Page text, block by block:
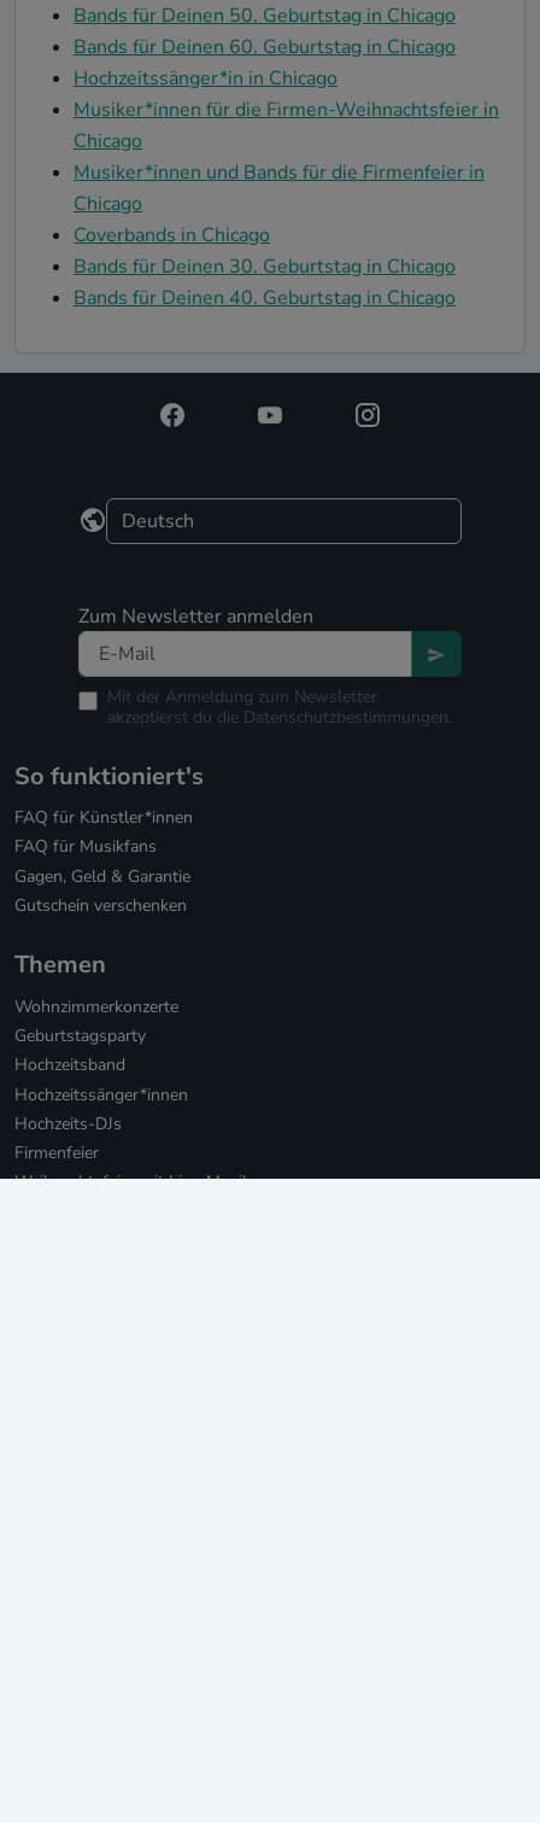
Bands für Deinen 50. Geburtstag in Chicago
Bands für Deinen 60. Geburtstag in Chicago
Hochzeitssänger*in in Chicago
Musiker*innen für die Firmen-Weihnachtsfeier in
Chicago
Musiker*innen und Bands für die Firmenfeier in
Chicago
Coverbands in Chicago
Bands für Deinen 30. Geburtstag in Chicago
Bands für Deinen 40. Geburtstag in Chicago
Zum Newsletter anmelden
Mit der Anmeldung zum Newsletter
akzeptierst du die Datenschutzbestimmungen.
So funktioniert's
FAQ für Künstler*innen
FAQ für Musikfans
Gagen, Geld & Garantie
Gutschein verschenken
Themen
Wohnzimmerkonzerte
Geburtstagsparty
Hochzeitsband
Hochzeitssänger*innen
Hochzeits-DJs
Firmenfeier
Weihnachtsfeier mit Live-Musik